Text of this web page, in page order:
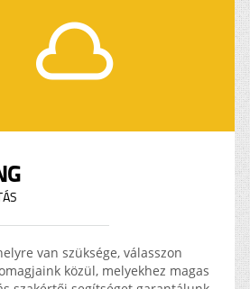
van szüksége, válasszon
közül, melyekhez magas